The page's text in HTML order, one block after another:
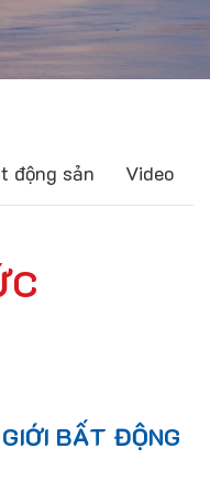
động sản Video
BẤT ĐỘNG